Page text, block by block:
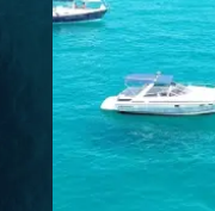
maaltijd en
en een koelbox
drone, GoPro
voor €150.